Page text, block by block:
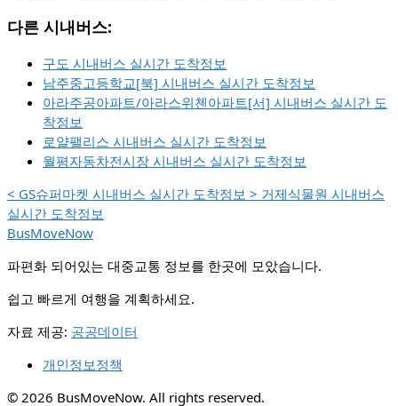
다른 시내버스:
구도 시내버스 실시간 도착정보
남주중고등학교[북] 시내버스 실시간 도착정보
아라주공아파트/아라스위첸아파트[서] 시내버스 실시간 도
착정보
로얄팰리스 시내버스 실시간 도착정보
월평자동차전시장 시내버스 실시간 도착정보
< GS슈퍼마켓 시내버스 실시간 도착정보 > 거제식물원 시내버스
실시간 도착정보
BusMoveNow
파편화 되어있는 대중교통 정보를 한곳에 모았습니다.
쉽고 빠르게 여행을 계획하세요.
자료 제공: 공공데이터
개인정보정책
© 2026 BusMoveNow. All rights reserved.